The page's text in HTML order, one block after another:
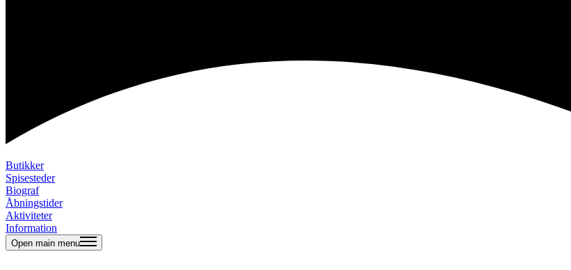
Butikker
Spisesteder
Biograf
Åbningstider
Aktiviteter
Information
Open main menu